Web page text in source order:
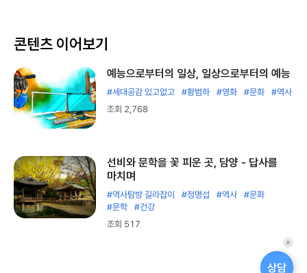
콘텐츠 이어보기
예능으로부터의 일상, 일상으로부터의 예능
#세대공감 있고없고 #황범하 #영화 #문화
#역사
조회 2,768
선비와 문학을 꽃 피운 곳, 담양 - 답사를
마치며
#역사탐방 길라잡이 #정명섭 #역사
#문화
#문학
#건강
조회 517
상담
퀵
메